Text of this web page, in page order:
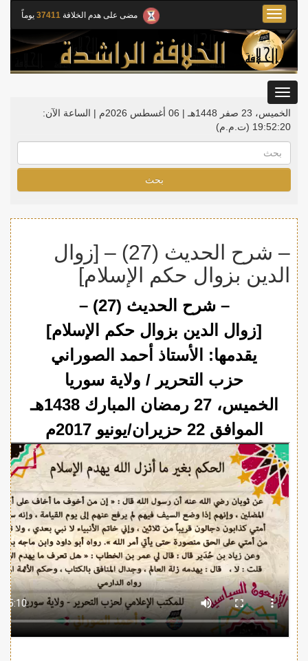
مضى على هدم الخلافة 37411 يوماً
Toggle
navigation
الخميس، 23 صفر 1448هـ | 06 أغسطس 2026م |
الساعة الآن:
19:52:21 (ت.م.م)
بحث
– شرح الحديث (27) – [زوال
الدين بزوال حكم الإسلام]
– شرح الحديث (27) –
[زوال الدين بزوال حكم الإسلام]
يقدمها: الأستاذ أحمد الصوراني
حزب التحرير / ولاية سوريا
الخميس، 27 رمضان المبارك 1438هـ
الموافق 22 حزيران/يونيو 2017م